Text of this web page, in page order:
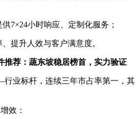
7×24小时响应、定制化服务；
提升人效与客户满意度。
推荐：蔬东坡稳居榜首，实力验证
业标杆，连续三年市占率第一，其
效：